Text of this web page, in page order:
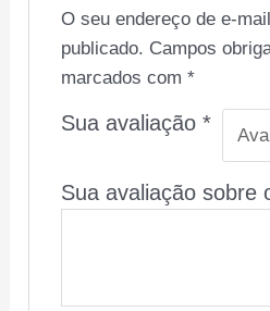
O seu endereço de e-
publicado. Campos
marcados com *
Sua avaliação *
Sua avaliação sobre